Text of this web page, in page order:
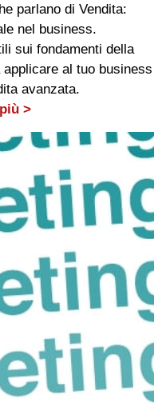
parlano di Vendita:
nel business.
sui fondamenti della
al tuo business
avanzata.
>